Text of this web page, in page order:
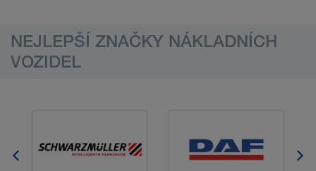
NEJLEPŠÍ ZNAČKY NÁKLADNÍCH
VOZIDEL